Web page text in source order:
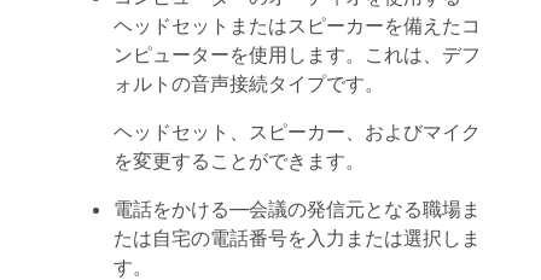
ヘッドセットまたはスピーカーを備えたコ
ンピューターを使用します。これは、デフ
ォルトの音声接続タイプです。
ヘッドセット、スピーカー、およびマイク
を変更することができます。
電話をかける—会議の発信元となる職場ま
たは自宅の電話番号を入力または選択しま
す。